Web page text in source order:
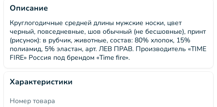
Описание
Круглогодичные средней длины мужские носки, цвет
черный, повседневные, шов обычный (не бесшовные), принт
(рисунок): в рубчик, животные, состав: 80% хлопок, 15%
полиамид, 5% эластан, арт. ЛЕВ ПРАВ. Производитель «TIME
FIRE» Россия под брендом «Time fire».
Характеристики
Номер товара